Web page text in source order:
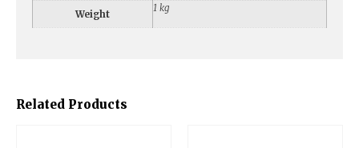
Related Products
Weight
1 kg